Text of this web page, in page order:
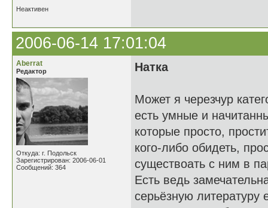
Неактивен
2006-06-14 17:01:04
Aberrat
Редактор
Откуда: г. Подольск
Зарегистрирован: 2006-06-01
Сообщений: 364
Натка
Может я черезчур
есть умные и
которые просто,
кого-либо обидеть,
существоать с ним в
Есть ведь
серьёзную